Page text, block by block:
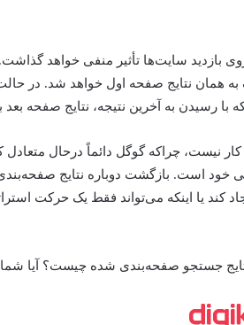
با رسیدن به آخرین نتیجه، نتایج صفحه
کار نیست، چراکه گوگل دائماً درحال
خود است. بازگشت دوباره نتایج
کند یا اینکه می‌تواند فقط یک حرکت
جستجو صفحه‌بندی شده چیست؟ آیا شما